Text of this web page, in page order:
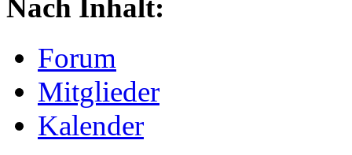
Nach Inhalt:
Forum
Mitglieder
Kalender